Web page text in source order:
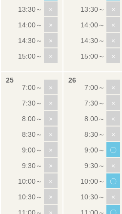
×
×
×
×
×
×
×
×
×
×
×
×
×
×
×
×
×
×
×
×
〇
×
〇
×